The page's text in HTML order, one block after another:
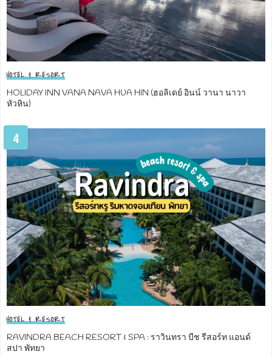
HOTEL & RESORT
HOLIDAY INN VANA NAVA HUA HIN (ฮอลิเดย์ อินน์ วานา นาวา
หัวหิน)
4
HOTEL & RESORT
RAVINDRA BEACH RESORT & SPA : ราวินทรา บีช รีสอร์ท แอนด์
สปา พัทยา